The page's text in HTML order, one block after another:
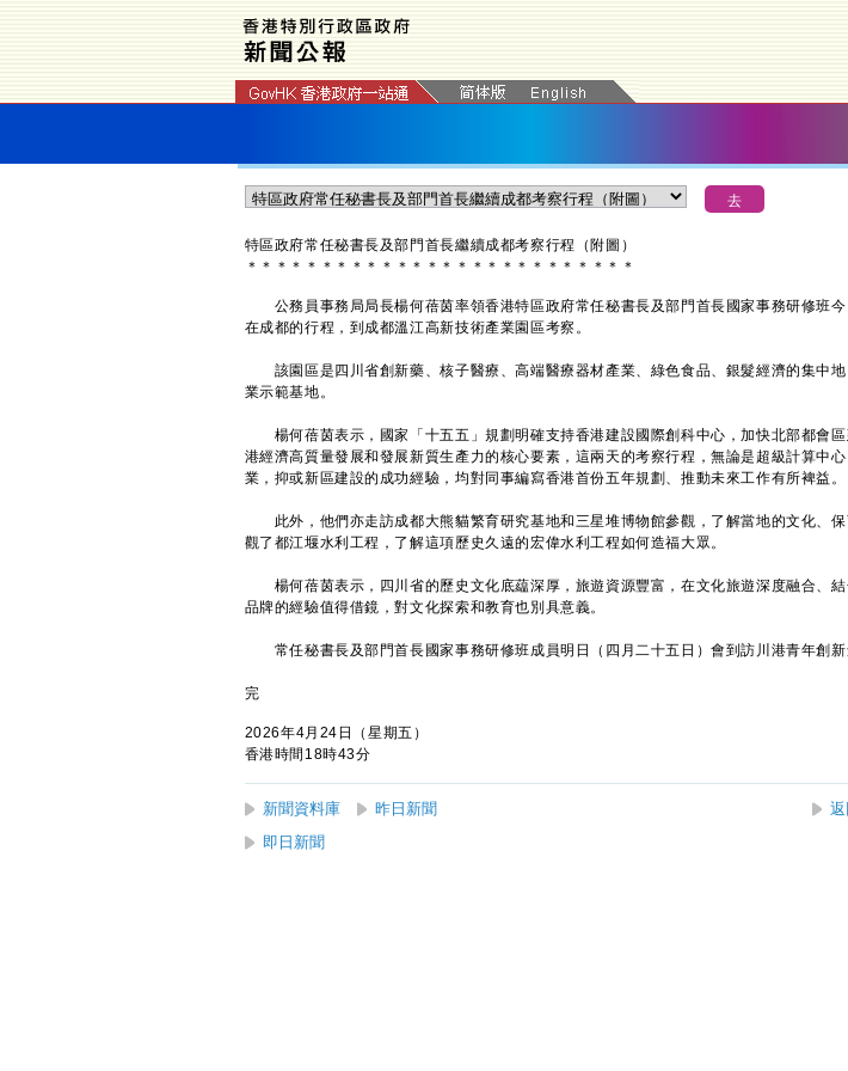
特區政府常任秘書長及部門首長繼續成都考察行程（附圖）
＊ ＊ ＊ ＊ ＊ ＊ ＊ ＊ ＊ ＊ ＊ ＊ ＊ ＊ ＊ ＊ ＊ ＊ ＊ ＊ ＊ ＊ ＊ ＊ ＊ ＊
公務員事務局局長楊何蓓茵率領香港特區政府常任秘書長及部門首長國家事務研修班今
在成都的行程，到成都溫江高新技術產業園區考察。
該園區是四川省創新藥、核子醫療、高端醫療器材產業、綠色食品、銀髮經濟的集中地
業示範基地。
楊何蓓茵表示，國家「十五五」規劃明確支持香港建設國際創科中心，加快北部都會區
港經濟高質量發展和發展新質生產力的核心要素，這兩天的考察行程，無論是超級計算中
業，抑或新區建設的成功經驗，均對同事編寫香港首份五年規劃、推動未來工作有所裨益。
此外，他們亦走訪成都大熊貓繁育研究基地和三星堆博物館參觀，了解當地的文化、保
觀了都江堰水利工程，了解這項歷史久遠的宏偉水利工程如何造福大眾。
楊何蓓茵表示，四川省的歷史文化底藴深厚，旅遊資源豐富，在文化旅遊深度融合、結
品牌的經驗值得借鏡，對文化探索和教育也別具意義。
常任秘書長及部門首長國家事務研修班成員明日（四月二十五日）會到訪川港青年創新
完
2026年4月24日（星期五）
香港時間18時43分
新聞資料庫 昨日新聞
即日新聞